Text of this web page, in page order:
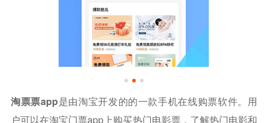
淘票票app是由淘宝开发的的一款手机在线购票软件。用
户可以在淘宝门票app上购买热门电影票，了解热门电影和